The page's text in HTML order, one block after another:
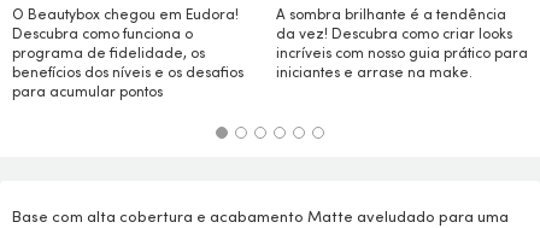
O Beautybox chegou em Eudora!
Descubra como funciona o
programa de fidelidade, os
benefícios dos níveis e os desafios
para acumular pontos
A sombra brilhante é a tendência
da vez! Descubra como criar looks
incríveis com nosso guia prático para
iniciantes e arrase na make.
Base com alta cobertura e acabamento Matte aveludado para uma